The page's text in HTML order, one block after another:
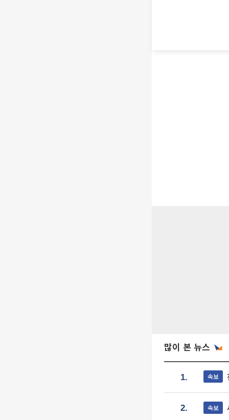
많이 본 뉴스
1. 속보
2. 속보